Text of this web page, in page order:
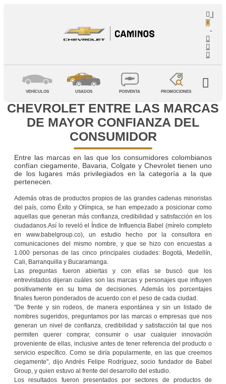
|
-
VEHÍCULOS USADOS POSVENTA PROMOCIONES
CHEVROLET ENTRE LAS MARCAS
DE MAYOR CONFIANZA DEL
CONSUMIDOR
Entre las marcas en las que los consumidores colombianos
confían ciegamente, Bavaria, Colgate y Chevrolet tienen uno
de los lugares más privilegiados en la categoría a la que
pertenecen.
Además otras de productos propios de las grandes cadenas minoristas
del país, como Éxito y Olímpica, se han empezado a posicionar como
aquellas que generan más confianza, credibilidad y satisfacción en los
ciudadanos.Así lo reveló el Índice de Influencia Babel (mírelo completo
en www.babelgroup.co), un estudio hecho por la consultora en
comunicaciones del mismo nombre, y que se hizo con encuestas a
1.000 personas de las cinco principales ciudades: Bogotá, Medellín,
Cali, Barranquilla y Bucaramanga.
Las preguntas fueron abiertas y con ellas se buscó que los
entrevistados dijeran cuáles son las marcas y personajes que influyen
positivamente en su toma de decisiones. Además los porcentajes
finales fueron ponderados de acuerdo con el peso de cada ciudad.
"De frente y sin rodeos, de manera espontánea y sin un listado de
nombres sugeridos, preguntamos por las marcas o empresas que nos
generan un nivel de confianza, credibilidad y satisfacción tal que nos
permiten querer comprar, consumir o usar cualquier innovación
proveniente de ellas, inclusive antes de tener referencia del producto o
servicio específico. Como se diría popularmente, en las que creemos
ciegamente", dijo Andrés Felipe Rodríguez, socio fundador de Babel
Group, y quien estuvo al frente del desarrollo del estudio.
Los resultados fueron presentados por sectores de productos de